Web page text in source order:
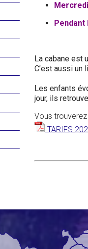
Mercredi
Pendant
La cabane est
C’est aussi un
Les enfants
jour, ils
Vous
TARIFS